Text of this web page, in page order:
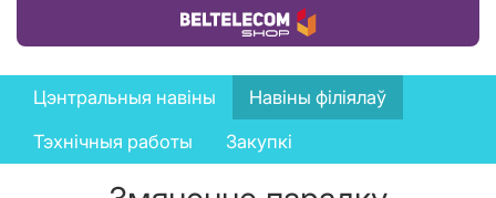
Купіць тавар
News
menu
Цэнтральныя навіны
Навіны філіялаў
Тэхнічныя работы
Закупкі